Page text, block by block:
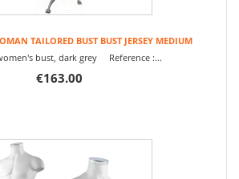
TAILORED BUST BUST JERSEY MEDIUM
bust, dark grey Reference :...
€163.00